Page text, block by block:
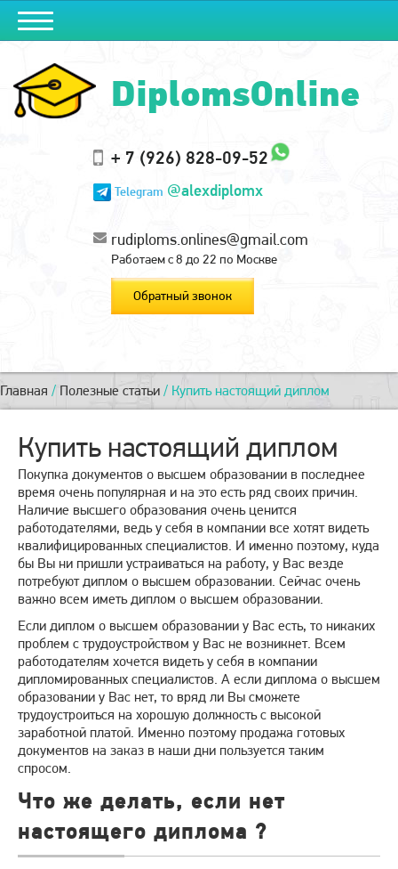
DiplomsOnline
+ 7 (926) 828-09-52
Telegram @alexdiplomx
rudiploms.onlines@gmail.com
Работаем с 8 до 22 по Москве
Обратный звонок
Главная / Полезные статьи / Купить настоящий диплом
Купить настоящий диплом
Покупка документов о высшем образовании в последнее
время очень популярная и на это есть ряд своих причин.
Наличие высшего образования очень ценится
работодателями, ведь у себя в компании все хотят видеть
квалифицированных специалистов. И именно поэтому, куда
бы Вы ни пришли устраиваться на работу, у Вас везде
потребуют диплом о высшем образовании. Сейчас очень
важно всем иметь диплом о высшем образовании.
Если диплом о высшем образовании у Вас есть, то никаких
проблем с трудоустройством у Вас не возникнет. Всем
работодателям хочется видеть у себя в компании
дипломированных специалистов. А если диплома о высшем
образовании у Вас нет, то вряд ли Вы сможете
трудоустроиться на хорошую должность с высокой
заработной платой. Именно поэтому продажа готовых
документов на заказ в наши дни пользуется таким
спросом.
Что же делать, если нет
настоящего диплома ?